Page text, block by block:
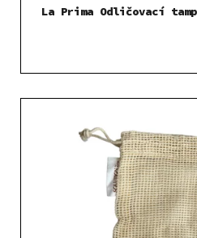
La Prima Odličovací